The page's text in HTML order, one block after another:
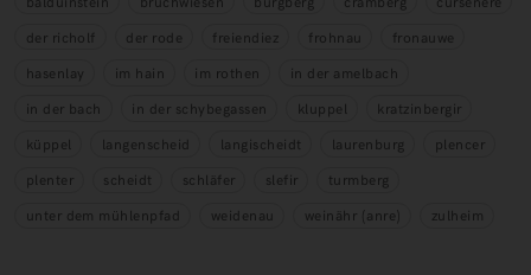
der richolf
der rode freiendiez frohnau
fronauwe
hasenlay
im hain im rothen
in der amelbach
in der bach
in der schybegassen kluppel
kratzinbergir
küppel
langenscheid langischeidt laurenburg
plencer
plenter
scheidt schläfer slefir
turmberg
unter dem mühlenpfad
weidenau weinähr (anre) zulheim